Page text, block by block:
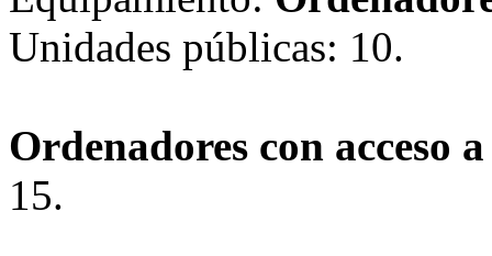
Unidades públicas: 10.
Ordenadores con acceso
15.